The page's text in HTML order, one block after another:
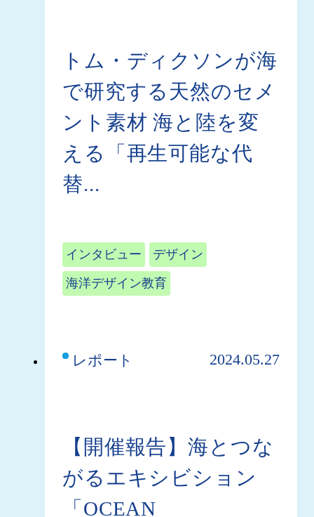
トム・ディクソンが海
で研究する天然のセメ
ント素材 海と陸を変
える「再生可能な代
替...
インタビュー デザイン
海洋デザイン教育
レポート 2024.05.27
【開催報告】海とつな
がるエキシビション
「OCEAN